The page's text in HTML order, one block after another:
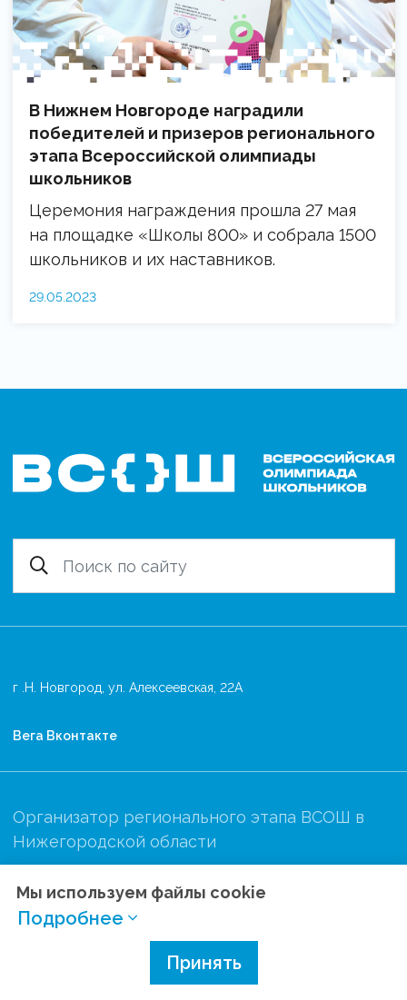
В Нижнем Новгороде наградили
победителей и призеров регионального
этапа Всероссийской олимпиады
школьников
Церемония награждения прошла 27 мая
на площадке «Школы 800» и собрала 1500
школьников и их наставников.
29.05.2023
г .Н. Новгород, ул. Алексеевская, 22А
Вега Вконтакте
Организатор регионального этапа ВСОШ в
Нижегородской области
Политика конфиденциальности
Мы используем файлы cookie
Подробнее
Принять